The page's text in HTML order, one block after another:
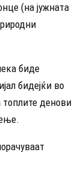
(на јужната
биде
бидејќи во
топлите денови